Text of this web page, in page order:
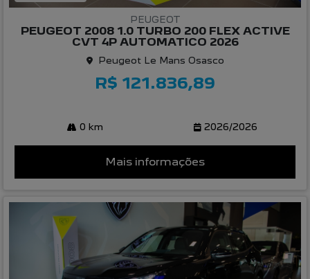
PEUGEOT
PEUGEOT 2008 1.0 TURBO 200 FLEX ACTIVE
CVT 4P AUTOMATICO 2026
Peugeot Le Mans Osasco
R$ 121.836,89
0 km 2026/2026
Mais informações